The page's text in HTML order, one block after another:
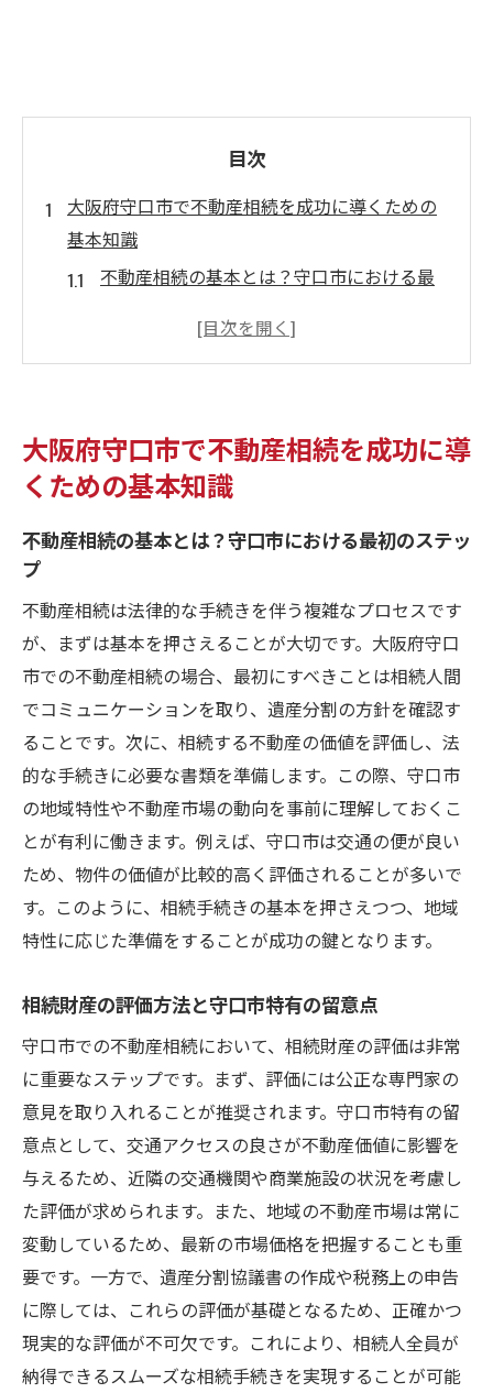
目次
大阪府守口市で不動産相続を成功に導くための
基本知識
不動産相続の基本とは？守口市における最
相続財産の評価方法と守口市特有の留意点
守口市の不動産市場の動向を知る
専門家の助けをうまく活用する
不動産相続における守口市の地域特性を活かす
守口市の交通アクセスを活かした不動産価
値の向上
地域のインフラと生活環境を知る
守口市での人気エリアと不動産相続の関係
地域特性を反映した適切な価格設定の重要
性
守口市の住民ニーズを理解する
地域密着型の不動産戦略を考える
相続不動産売却時に考慮すべき法的手続きと税
務のポイント
相続税の基本と守口市での適用例
税務上の優遇措置を活用する方法
売却時のトラブルを未然に防ぐ法律知識
専門家に相談する際のポイント
税金と費用の管理で利益を最大化
守口市での不動産相続売却を円滑に進めるため
のプロセス
売却までのステップを整理する
守口市内の不動産市場調査の進め方
購入希望者との交渉術
不動産業者の選び方とその役割
大阪府守口市で不動産相続を成功に導
くための基本知識
不動産相続の基本とは？守口市における最初のステッ
プ
不動産相続は法律的な手続きを伴う複雑なプロセスです
が、まずは基本を押さえることが大切です。大阪府守口
市での不動産相続の場合、最初にすべきことは相続人間
でコミュニケーションを取り、遺産分割の方針を確認す
ることです。次に、相続する不動産の価値を評価し、法
的な手続きに必要な書類を準備します。この際、守口市
の地域特性や不動産市場の動向を事前に理解しておくこ
とが有利に働きます。例えば、守口市は交通の便が良い
ため、物件の価値が比較的高く評価されることが多いで
す。このように、相続手続きの基本を押さえつつ、地域
特性に応じた準備をすることが成功の鍵となります。
相続財産の評価方法と守口市特有の留意点
守口市での不動産相続において、相続財産の評価は非常
に重要なステップです。まず、評価には公正な専門家の
意見を取り入れることが推奨されます。守口市特有の留
意点として、交通アクセスの良さが不動産価値に影響を
与えるため、近隣の交通機関や商業施設の状況を考慮し
た評価が求められます。また、地域の不動産市場は常に
変動しているため、最新の市場価格を把握することも重
要です。一方で、遺産分割協議書の作成や税務上の申告
に際しては、これらの評価が基礎となるため、正確かつ
現実的な評価が不可欠です。これにより、相続人全員が
納得できるスムーズな相続手続きを実現することが可能